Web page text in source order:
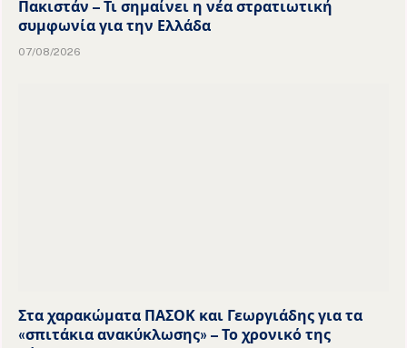
Πακιστάν – Τι σημαίνει η νέα στρατιωτική
συμφωνία για την Ελλάδα
07/08/2026
Στα χαρακώματα ΠΑΣΟΚ και Γεωργιάδης για τα
«σπιτάκια ανακύκλωσης» – Το χρονικό της